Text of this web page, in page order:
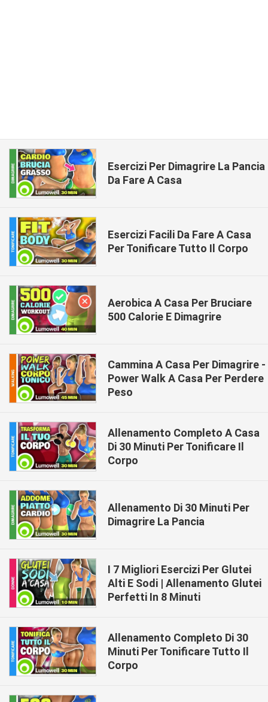
Esercizi Per Dimagrire La Pancia
Da Fare A Casa
Esercizi Facili Da Fare A Casa
Per Tonificare Tutto Il Corpo
Aerobica A Casa Per Bruciare
500 Calorie E Dimagrire
Cammina A Casa Per Dimagrire -
Power Walk A Casa Per Perdere
Peso
Allenamento Completo A Casa
Di 30 Minuti Per Tonificare Il
Corpo
Allenamento Di 30 Minuti Per
Dimagrire La Pancia
I 7 Migliori Esercizi Per Glutei
Alti E Sodi | Allenamento Glutei
Perfetti In 8 Minuti
Allenamento Completo Di 30
Minuti Per Tonificare Tutto Il
Corpo